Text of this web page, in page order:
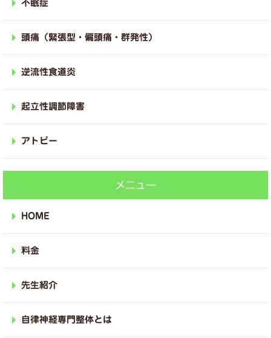
不眠症
頭痛（緊張型・偏頭痛・群発性）
逆流性食道炎
起立性調節障害
アトピー
メニュー
HOME
料金
先生紹介
自律神経専門整体とは